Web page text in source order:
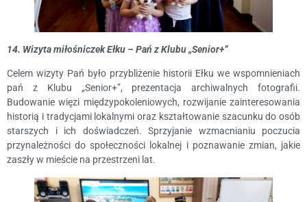
14. Wizyta miłośniczek Ełku – Pań z Klubu „Senior+”
Celem wizyty Pań było przybliżenie historii Ełku we wspomnieniach
pań z Klubu „Senior+”, prezentacja archiwalnych fotografii.
Budowanie więzi międzypokoleniowych, rozwijanie zainteresowania
historią i tradycjami lokalnymi oraz kształtowanie szacunku do osób
starszych i ich doświadczeń. Sprzyjanie wzmacnianiu poczucia
przynależności do społeczności lokalnej i poznawanie zmian, jakie
zaszły w mieście na przestrzeni lat.